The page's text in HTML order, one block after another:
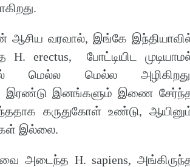
ன் ஆசிய வரவால், இங்கே
H. erectus, போட்டியிட
மெல்ல மெல்ல
இரண்டு இனங்களும் இணை
கருதுகோள் உண்டு,
இல்லை.
அடைந்த H. sapiens,